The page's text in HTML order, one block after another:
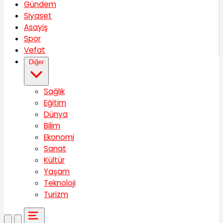
Gündem
Siyaset
Asayiş
Spor
Vefat
Diğer
Sağlık
Eğitim
Dünya
Bilim
Ekonomi
Sanat
Kültür
Yaşam
Teknoloji
Turizm